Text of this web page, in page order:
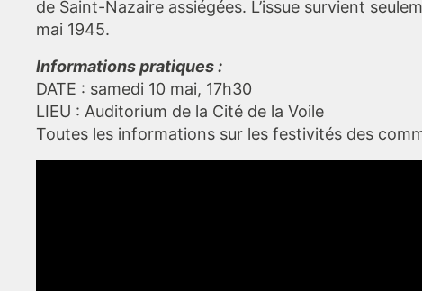
de Saint-Nazaire assiégées. L’issue survient
mai 1945.
Informations pratiques :
DATE : samedi 10 mai, 17h30
LIEU : Auditorium de la Cité de la Voile
Toutes les informations sur les festivités des